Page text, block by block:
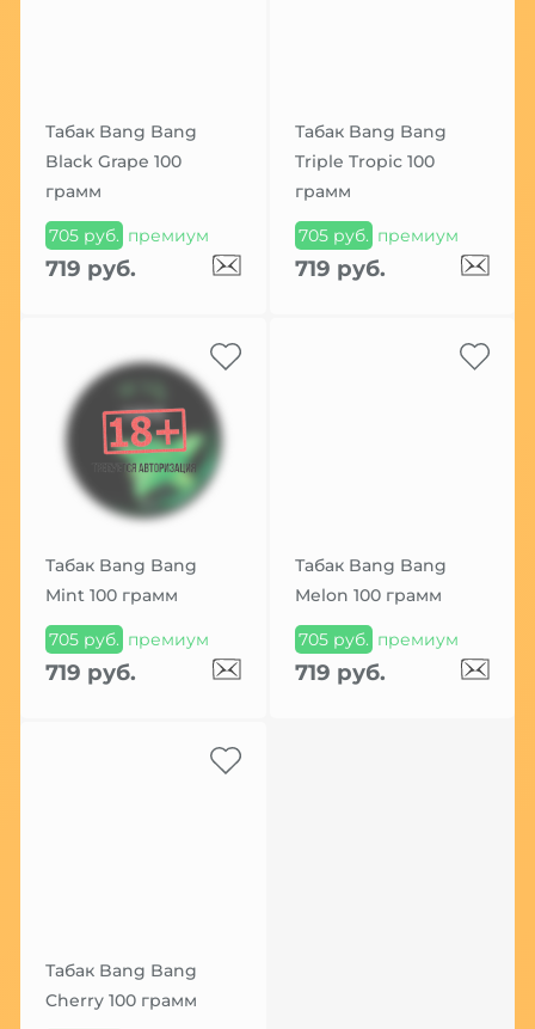
Табак Bang Bang
Black Grape 100
грамм
705 руб. премиум
719 руб.
Табак Bang Bang
Triple Tropic 100
грамм
705 руб. премиум
719 руб.
Табак Bang Bang
Mint 100 грамм
705 руб. премиум
719 руб.
Табак Bang Bang
Melon 100 грамм
705 руб. премиум
719 руб.
Табак Bang Bang
Cherry 100 грамм